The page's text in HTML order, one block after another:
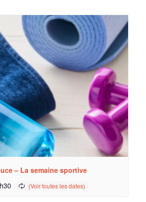
– La semaine sportive